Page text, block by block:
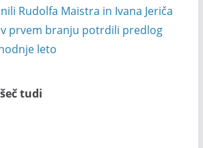
Rudolfa Maistra in Ivana Jeriča
prvem branju potrdili predlog
leto
tudi